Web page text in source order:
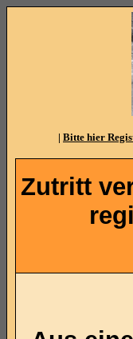
| Bitte hier
Zutritt